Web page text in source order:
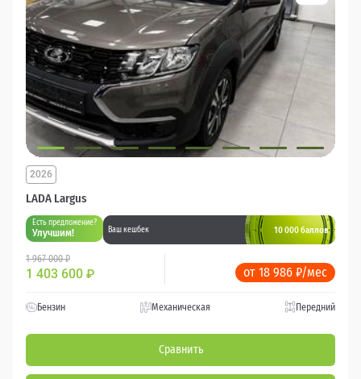
LADA Largus
2026
Есть предложение?
Улучшим! Ваш кешбек 10 000 баллов
1 967 000 ₽
1 403 600 ₽ от 18 986 ₽/мес
Бензин Механическая Передний
Сравнить